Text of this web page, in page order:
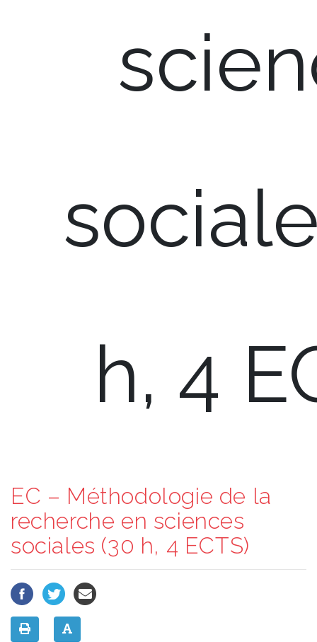
h, 4
EC – Méthodologie de la
recherche en sciences
sociales (30 h, 4 ECTS)